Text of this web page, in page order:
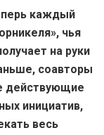
каждый
чья
на руки
соавторы
действующие
инициатив,
весь